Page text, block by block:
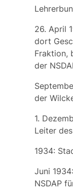
26. April
dort
Fraktion,
der
der
1.
Leiter
1934:
Juni 1934:
NSDAP